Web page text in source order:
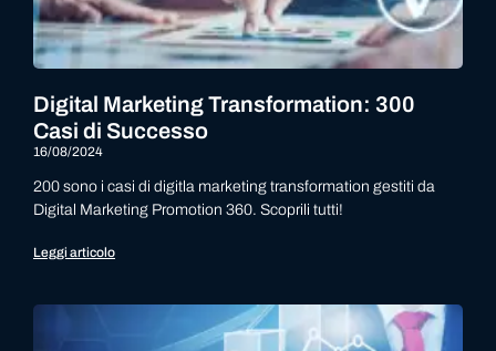
Digital Marketing Transformation: 300
Casi di Successo
16/08/2024
200 sono i casi di digitla marketing transformation gestiti da
Digital Marketing Promotion 360. Scoprili tutti!
Leggi articolo